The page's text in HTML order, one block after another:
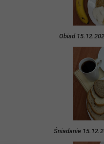
Obiad
Śniadanie